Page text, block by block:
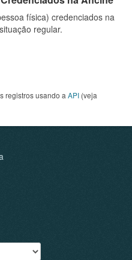
física) credenciados na
regular.
registros usando a API (veja